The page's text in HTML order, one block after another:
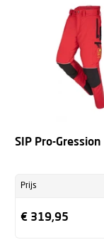
SIP Pro-Gression
Prijs
€ 319,95